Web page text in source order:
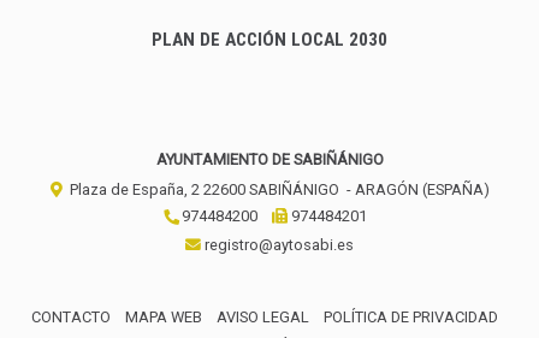
PLAN DE ACCIÓN LOCAL 2030
AYUNTAMIENTO DE SABIÑÁNIGO
Plaza de España, 2 22600 SABIÑÁNIGO - ARAGÓN (ESPAÑA)
974484200
974484201
registro@aytosabi.es
CONTACTO MAPA WEB AVISO LEGAL
POLÍTICA DE PRIVACIDAD